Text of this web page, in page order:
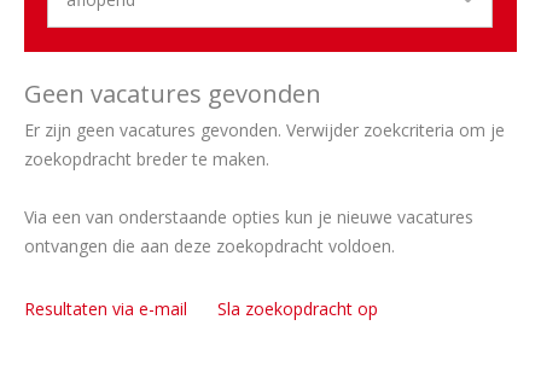
Geen vacatures gevonden
Er zijn geen vacatures gevonden. Verwijder zoekcriteria om je
zoekopdracht breder te maken.
Via een van onderstaande opties kun je nieuwe vacatures
ontvangen die aan deze zoekopdracht voldoen.
Resultaten via e-mail Sla zoekopdracht op